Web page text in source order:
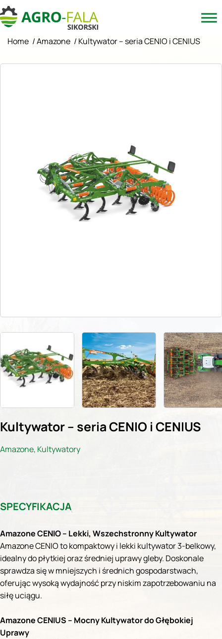
Home /Amazone / Kultywator – seria CENIO i CENIUS
Kultywator – seria CENIO i CENIUS
Amazone, Kultywatory
SPECYFIKACJA
Amazone CENIO – Lekki, Wszechstronny Kultywator
Amazone CENIO to kompaktowy i lekki kultywator 3-belkowy,
idealny do płytkiej oraz średniej uprawy gleby. Doskonale
sprawdza się w mniejszych i średnich gospodarstwach,
oferując wysoką wydajność przy niskim zapotrzebowaniu na
siłę uciągu.
Amazone CENIUS – Mocny Kultywator do Głębokiej
Uprawy